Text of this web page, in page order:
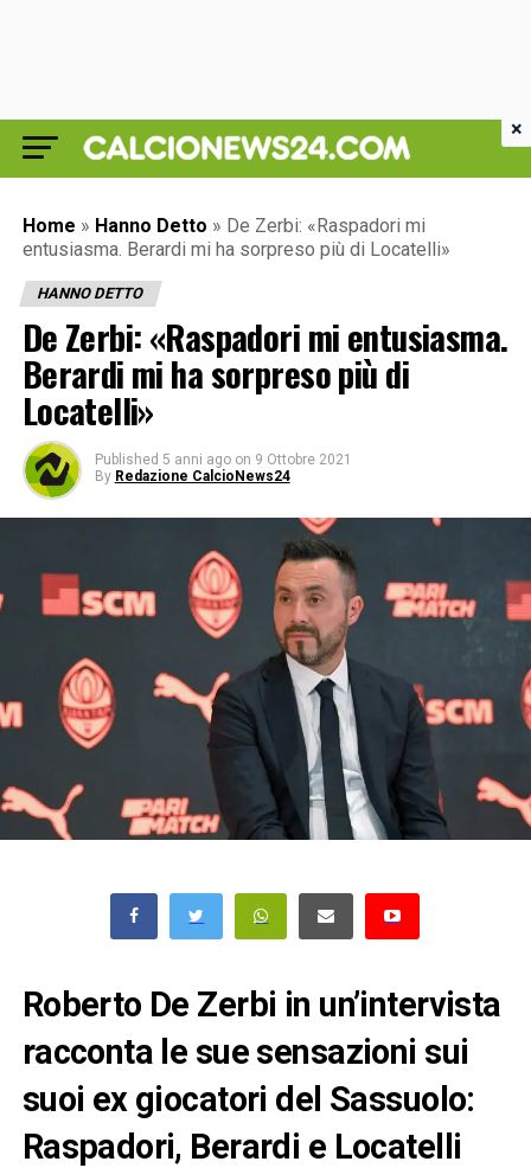
Home » Hanno Detto » De Zerbi: «Raspadori mi
entusiasma. Berardi mi ha sorpreso più di Locatelli»
HANNO DETTO
De Zerbi: «Raspadori mi entusiasma.
Berardi mi ha sorpreso più di
Locatelli»
Published 5 anni ago on 9 Ottobre 2021
By Redazione CalcioNews24
Roberto De Zerbi in un’intervista
racconta le sue sensazioni sui
suoi ex giocatori del Sassuolo:
Raspadori, Berardi e Locatelli
×